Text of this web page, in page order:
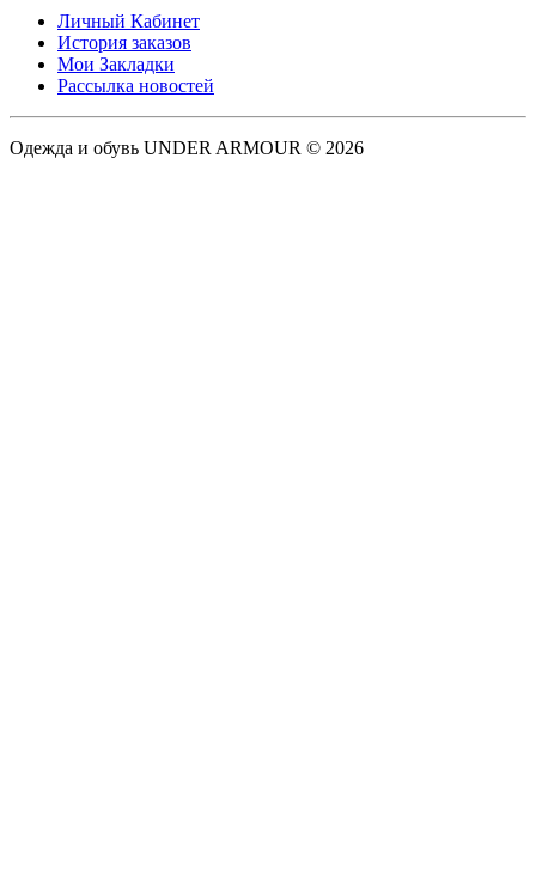
Личный Кабинет
История заказов
Мои Закладки
Рассылка новостей
Одежда и обувь UNDER ARMOUR © 2026